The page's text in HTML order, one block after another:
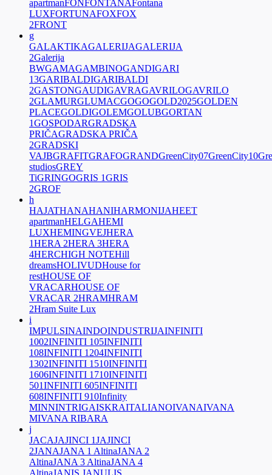
apartmanFONFONTANAFontana
LUXFORTUNAFOXFOX
2FRONT
g
GALAKTIKAGALERIJAGALERIJA
2Galerija
BWGAMAGAMBINOGANDIGARI
13GARIBALDIGARIBALDI
2GASTONGAUDIGAVRAGAVRILOGAVRILO
2GLAMURGLUMACGOGOGOLD2025GOLDEN
PLACEGOLDIGOLEMGOLUBGORTAN
1GOSPODARGRADSKA
PRIČAGRADSKA PRIČA
2GRADSKI
VAJBGRAFITGRAFOGRANDGreenCity07GreenCity10
studiosGREY
TiGRINGOGRIS 1GRIS
2GROF
h
HAJATHANAHANIHARMONIJAHEET
apartmanHELGAHEMI
LUXHEMINGVEJHERA
1HERA 2HERA 3HERA
4HERCHIGH NOTEHill
dreamsHOLIVUDHouse for
restHOUSE OF
VRACARHOUSE OF
VRACAR 2HRAMHRAM
2Hram Suite Lux
i
IMPULSINAINDOINDUSTRIJAINFINITI
1002INFINITI 105INFINITI
108INFINITI 1204INFINITI
1302INFINITI 1510INFINITI
1606INFINITI 1710INFINITI
501INFINITI 605INFINITI
608INFINITI 910Infinity
MINNINTRIGAISKRAITALIANOIVANAIVANA
MIVANA RIBARA
j
JACAJAJINCI 1JAJINCI
2JANAJANA 1 AltinaJANA 2
AltinaJANA 3 AltinaJANA 4
AltinaJANIS JANULIS